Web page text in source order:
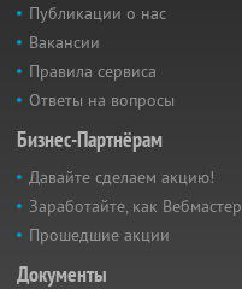
Публикации о нас
Вакансии
Правила сервиса
Ответы на вопросы
Бизнес-Партнёрам
Давайте сделаем акцию!
Заработайте, как Вебмастер
Прошедшие акции
Документы